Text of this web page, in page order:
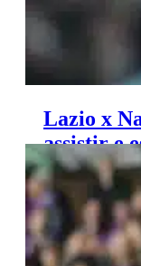
Lazio x
assistir e
(05/12)